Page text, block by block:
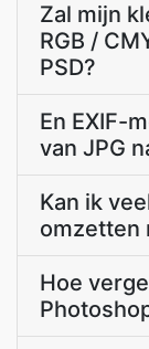
Zal mijn
RGB /
PSD?
En EXIF-
van JPG
Kan ik
omzetten
Hoe